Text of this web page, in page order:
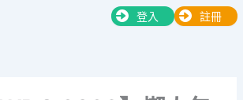
登入 註冊